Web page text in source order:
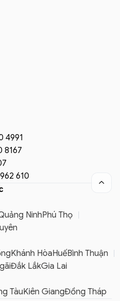
4991
8167
610

NinhPhú Thọ
Khánh HòaHuếBình Thuận
Đắk LắkGia Lai
TàuKiên GiangĐồng Tháp